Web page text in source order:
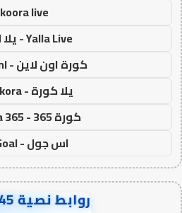
koora live
Yalla Live - يلا لايف
كورة اون لاين - koora onl
يلا كورة - yallakora
كورة 365 - kooora 365
اس جول - AS Goal
روابط نصية AA38045